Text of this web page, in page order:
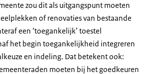
zou dit als uitgangspunt moeten
of renovaties van bestaande
een ‘toegankelijk’ toestel
het begin toegankelijkheid integreren
en indeling. Dat betekent ook:
moeten bij het goedkeuren